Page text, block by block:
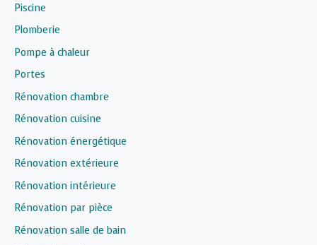
Piscine
Plomberie
Pompe à chaleur
Portes
Rénovation chambre
Rénovation cuisine
Rénovation énergétique
Rénovation extérieure
Rénovation intérieure
Rénovation par pièce
Rénovation salle de bain